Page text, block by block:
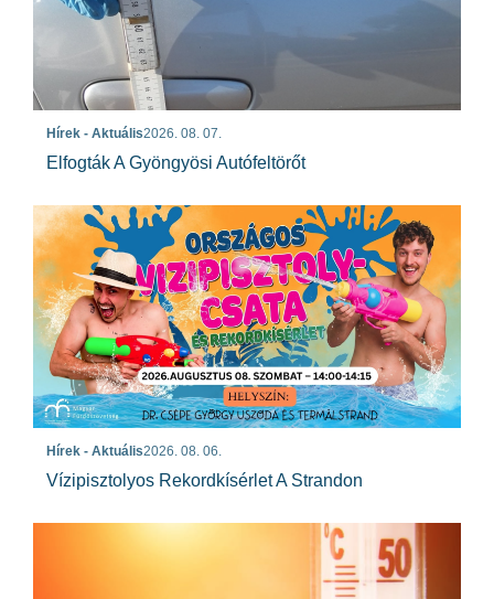
Hírek - Aktuális2026. 08. 07.
Elfogták A Gyöngyösi Autófeltörőt
Hírek - Aktuális2026. 08. 06.
Vízipisztolyos Rekordkísérlet A Strandon